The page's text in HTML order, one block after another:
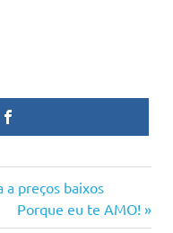
a preços baixos
Next
Post:
Porque eu te AMO!